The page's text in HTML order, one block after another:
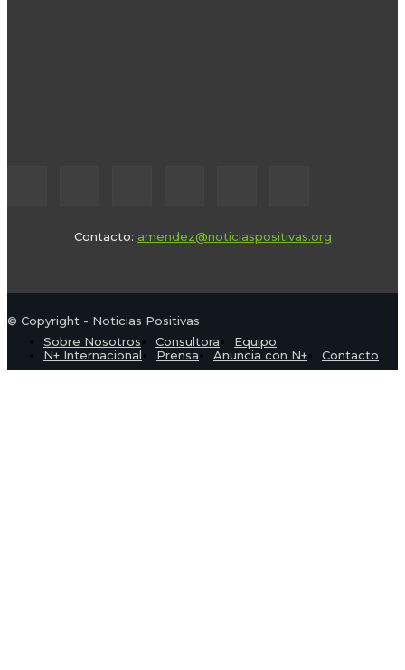
Contacto: amendez@noticiaspositivas.org
© Copyright - Noticias Positivas
Sobre Nosotros
Consultora
Equipo
N+ Internacional
Prensa Anuncia con N+ Contacto